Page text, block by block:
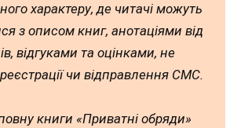
характеру, де читачі можуть
з описом книг, анотаціями від
відгуками та оцінками, не
чи відправлення СМС.
книги «Приватні обряди»